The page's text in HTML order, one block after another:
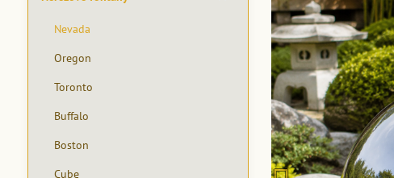
Nevada
Oregon
Toronto
Buffalo
Boston
Cube